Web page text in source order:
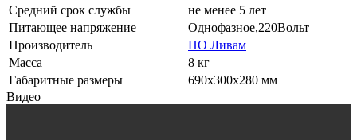
Средний срок службы
не менее 5 лет
Питающее напряжение
Однофазное,220Вольт
Производитель
ПО Ливам
Масса
8 кг
Габаритные размеры
690х300х280 мм
Видео